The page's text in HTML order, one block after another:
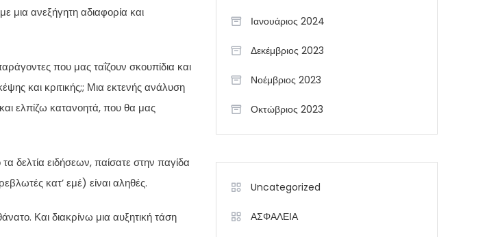
μια ανεξήγητη αδιαφορία και
που μας ταΐζουν σκουπίδια και
και κριτικής;; Μια εκτενής ανάλυση
ελπίζω κατανοητά, που θα μας
δελτία ειδήσεων, παίσατε στην παγίδα
κατ’ εμέ) είναι αληθές.
Και διακρίνω μια αυξητική τάση
Ιανουάριος 2024
Δεκέμβριος 2023
Νοέμβριος 2023
Οκτώβριος 2023
Uncategorized
ΑΣΦΑΛΕΙΑ